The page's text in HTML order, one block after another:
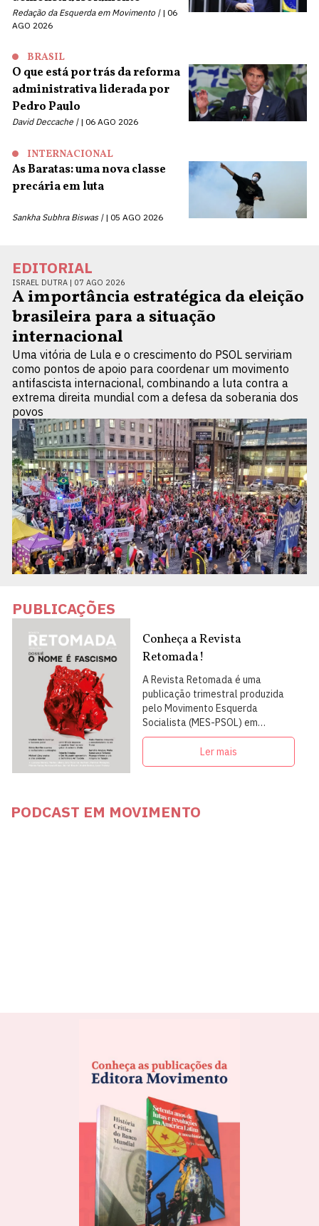
Redação da Esquerda em Movimento |
06
AGO 2026
BRASIL
O que está por trás da reforma
administrativa liderada por
Pedro Paulo
David Deccache | 06 AGO 2026
INTERNACIONAL
As Baratas: uma nova classe
precária em luta
Sankha Subhra Biswas | 05 AGO 2026
EDITORIAL
ISRAEL DUTRA | 07 AGO 2026
A importância estratégica da eleição
brasileira para a situação
internacional
Uma vitória de Lula e o crescimento do PSOL serviriam
como pontos de apoio para coordenar um movimento
antifascista internacional, combinando a luta contra a
extrema direita mundial com a defesa da soberania dos
povos
PUBLICAÇÕES
Conheça a Revista
Retomada!
A Revista Retomada é uma
publicação trimestral produzida
pelo Movimento Esquerda
Socialista (MES-PSOL) em
articulação com intelectuais,
militantes e artistas
Ler mais
PODCAST EM MOVIMENTO